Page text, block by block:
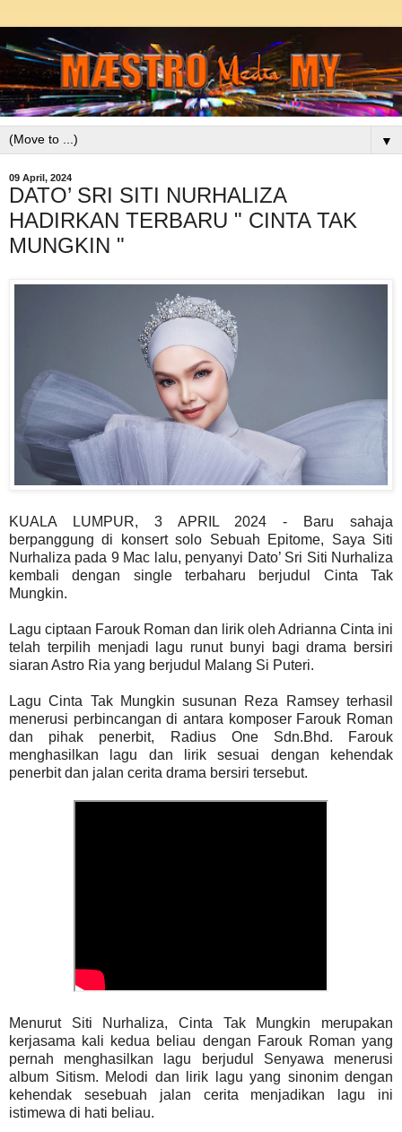
▼
09 April, 2024
DATO’ SRI SITI NURHALIZA
HADIRKAN TERBARU " CINTA TAK
MUNGKIN "
KUALA LUMPUR, 3 APRIL 2024 - Baru sahaja
berpanggung di konsert solo Sebuah Epitome, Saya Siti
Nurhaliza pada 9 Mac lalu, penyanyi Dato’ Sri Siti Nurhaliza
kembali dengan single terbaharu berjudul Cinta Tak
Mungkin.
Lagu ciptaan Farouk Roman dan lirik oleh Adrianna Cinta ini
telah terpilih menjadi lagu runut bunyi bagi drama bersiri
siaran Astro Ria yang berjudul Malang Si Puteri.
Lagu Cinta Tak Mungkin susunan Reza Ramsey terhasil
menerusi perbincangan di antara komposer Farouk Roman
dan pihak penerbit, Radius One Sdn.Bhd. Farouk
menghasilkan lagu dan lirik sesuai dengan kehendak
penerbit dan jalan cerita drama bersiri tersebut.
Menurut Siti Nurhaliza, Cinta Tak Mungkin merupakan
kerjasama kali kedua beliau dengan Farouk Roman yang
pernah menghasilkan lagu berjudul Senyawa menerusi
album Sitism. Melodi dan lirik lagu yang sinonim dengan
kehendak sesebuah jalan cerita menjadikan lagu ini
istimewa di hati beliau.